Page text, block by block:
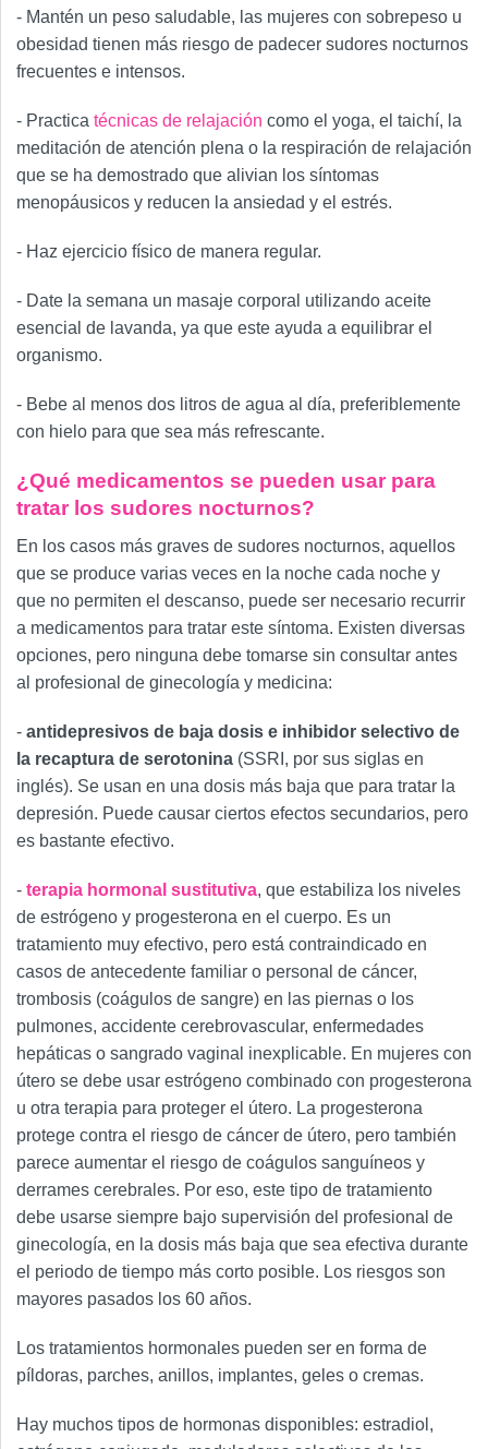
- Mantén un peso saludable, las mujeres con sobrepeso u
obesidad tienen más riesgo de padecer sudores nocturnos
frecuentes e intensos.
- Practica técnicas de relajación como el yoga, el taichí, la
meditación de atención plena o la respiración de relajación
que se ha demostrado que alivian los síntomas
menopáusicos y reducen la ansiedad y el estrés.
- Haz ejercicio físico de manera regular.
- Date la semana un masaje corporal utilizando aceite
esencial de lavanda, ya que este ayuda a equilibrar el
organismo.
- Bebe al menos dos litros de agua al día, preferiblemente
con hielo para que sea más refrescante.
¿Qué medicamentos se pueden usar para
tratar los sudores nocturnos?
En los casos más graves de sudores nocturnos, aquellos
que se produce varias veces en la noche cada noche y
que no permiten el descanso, puede ser necesario recurrir
a medicamentos para tratar este síntoma. Existen diversas
opciones, pero ninguna debe tomarse sin consultar antes
al profesional de ginecología y medicina:
- antidepresivos de baja dosis e inhibidor selectivo de
la recaptura de serotonina (SSRI, por sus siglas en
inglés). Se usan en una dosis más baja que para tratar la
depresión. Puede causar ciertos efectos secundarios, pero
es bastante efectivo.
- terapia hormonal sustitutiva, que estabiliza los niveles
de estrógeno y progesterona en el cuerpo. Es un
tratamiento muy efectivo, pero está contraindicado en
casos de antecedente familiar o personal de cáncer,
trombosis (coágulos de sangre) en las piernas o los
pulmones, accidente cerebrovascular, enfermedades
hepáticas o sangrado vaginal inexplicable. En mujeres con
útero se debe usar estrógeno combinado con progesterona
u otra terapia para proteger el útero. La progesterona
protege contra el riesgo de cáncer de útero, pero también
parece aumentar el riesgo de coágulos sanguíneos y
derrames cerebrales. Por eso, este tipo de tratamiento
debe usarse siempre bajo supervisión del profesional de
ginecología, en la dosis más baja que sea efectiva durante
el periodo de tiempo más corto posible. Los riesgos son
mayores pasados los 60 años.
Los tratamientos hormonales pueden ser en forma de
píldoras, parches, anillos, implantes, geles o cremas.
Hay muchos tipos de hormonas disponibles: estradiol,